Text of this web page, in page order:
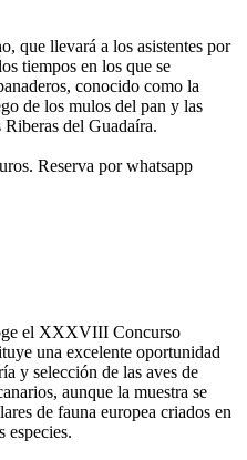
que llevará a los asistentes por
tiempos en los que se
conocido como la
de los mulos del pan y las
del Guadaíra.
Reserva por whatsapp
el XXXVIII Concurso
una excelente oportunidad
y selección de las aves de
aunque la muestra se
de fauna europea criados en
especies.